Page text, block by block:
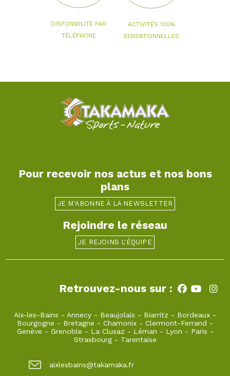
DISPONIBILITÉ PAR
TÉLÉPHONE
ACTIVITÉS 100%
SENSATIONNELLES
Pour recevoir nos actus et nos bons
plans
JE M'ABONNE À LA NEWSLETTER
Rejoindre le réseau
JE REJOINS L'ÉQUIPE
Retrouvez-nous sur :
Aix-les-Bains - Annecy - Beaujolais - Biarritz - Bordeaux -
Bourgogne - Bretagne - Chamonix - Clermont-Ferrand -
Genève - Grenoble - La Clusaz - Léman - Lyon - Paris -
Strasbourg- Tarentaise
aixlesbains@takamaka.fr